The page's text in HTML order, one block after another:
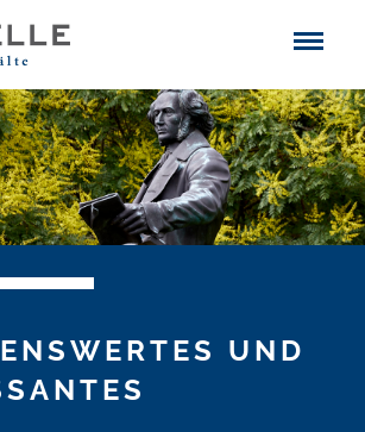
UND